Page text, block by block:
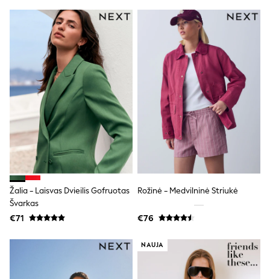
Trending: Clogs
Toy Story
THE SET
50 - 92cm
98 - 110cm
116 - 134cm
140 - 174cm
All Clothing
T-Shirts
Dresses
Shorts & Skirts
Coats & Jackets
Sweatshirts & Hoodies
Knitwear
Sets & Outfits
Nightwear & Pyjamas
Shirts & Blouses
Jeans
Jumpsuits & Playsuits
All Holiday Shop
Žalia - Laisvas Dvieilis Gofruotas
Švarkas
€71
Rožinė - Medvilninė Striukė
€76
NAUJA